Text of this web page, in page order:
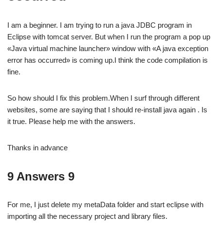
I am a beginner. I am trying to run a java JDBC program in
Eclipse with tomcat server. But when I run the program a pop up
«Java virtual machine launcher» window with «A java exception
error has occurred» is coming up.I think the code compilation is
fine.
So how should I fix this problem.When I surf through different
websites, some are saying that I should re-install java again . Is
it true. Please help me with the answers.
Thanks in advance
9 Answers 9
For me, I just delete my metaData folder and start eclipse with
importing all the necessary project and library files.